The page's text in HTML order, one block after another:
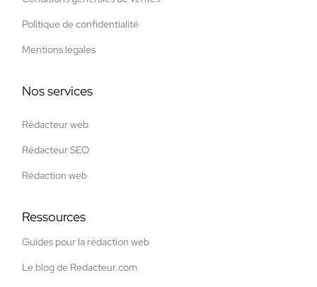
Politique de confidentialité
Mentions légales
Nos services
Rédacteur web
Rédacteur SEO
Rédaction web
Ressources
Guides pour la rédaction web
Le blog de Redacteur.com